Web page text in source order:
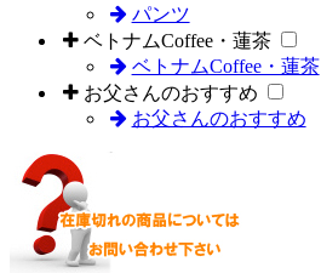
パンツ
ベトナムCoffee・蓮茶
ベトナムCoffee・蓮茶
お父さんのおすすめ
お父さんのおすすめ